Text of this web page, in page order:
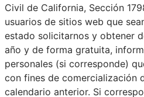
Civil de California, Sección
usuarios de sitios web que
estado solicitarnos y obtener
año y de forma gratuita,
personales (si corresponde)
con fines de comercialización
calendario anterior. Si